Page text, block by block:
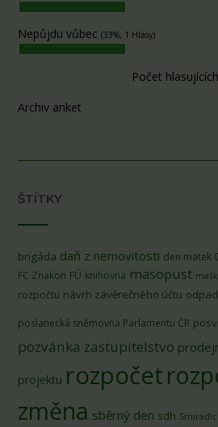
Nepůjdu vůbec (33%, 1 Hlasy)
Počet
Archiv anket
ŠTÍTKY
brigáda daň z nemovitosti den matek
FC Znakon FÚ knihovna masopust
rozpočtu návrh závěrečného účtu
poslanecká sněmovna Parlamentu ČR
pozvánka zastupitelstvo
projektu rozpočet
změna sběrný den sdh